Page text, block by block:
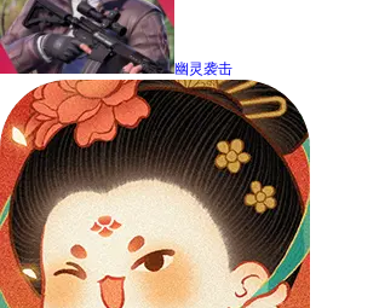
幽灵袭击